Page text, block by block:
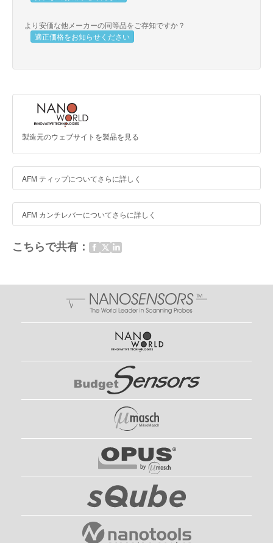
より安価な他メーカーの同等品をご存知ですか？
適正価格をお知らせください
製造元のウェブサイトを製品を見る
AFM ティップについてさらに詳しく
AFM カンチレバーについてさらに詳しく
こちらで共有：